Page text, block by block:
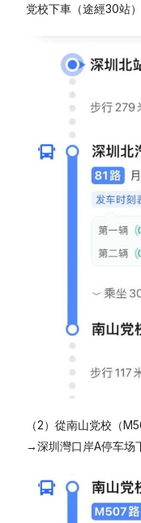
党校下車（途經30站）
（2）從南山党校（
→深圳灣口岸A停车场